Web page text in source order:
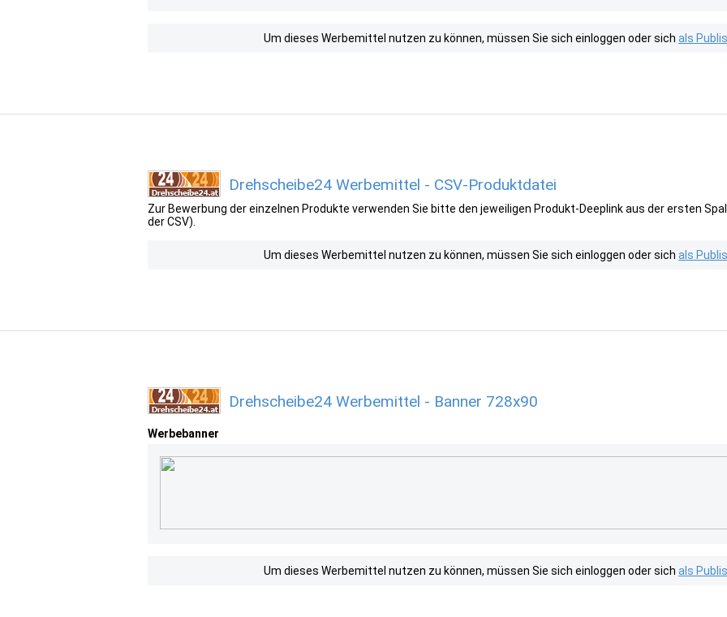
Um dieses Werbemittel nutzen zu können, müssen Sie sich einloggen oder sich als
Drehscheibe24 Werbemittel - CSV-Produktdatei
Zur Bewerbung der einzelnen Produkte verwenden Sie bitte den jeweiligen Produkt-Deeplink aus der ersten
der CSV).
Um dieses Werbemittel nutzen zu können, müssen Sie sich einloggen oder sich als
Drehscheibe24 Werbemittel - Banner 728x90
Werbebanner
Um dieses Werbemittel nutzen zu können, müssen Sie sich einloggen oder sich als